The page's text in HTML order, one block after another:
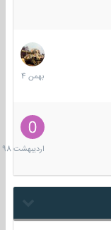
30
بهمن
1404
10
1398